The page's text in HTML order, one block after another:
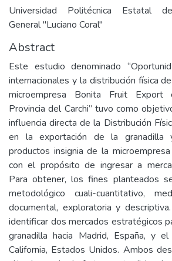
Universidad Politécnica Estatal
General "Luciano Coral"
Abstract
Este estudio denominado
internacionales y la distribución física
microempresa Bonita Fruit Export
Provincia del Carchi” tuvo como
influencia directa de la Distribución
en la exportación de la granadilla
productos insignia de la
con el propósito de ingresar a
Para obtener, los fines planteados
metodológico cuali-cuantitativo,
documental, exploratoria y
identificar dos mercados estratégicos
granadilla hacia Madrid, España, y
California, Estados Unidos. Ambos